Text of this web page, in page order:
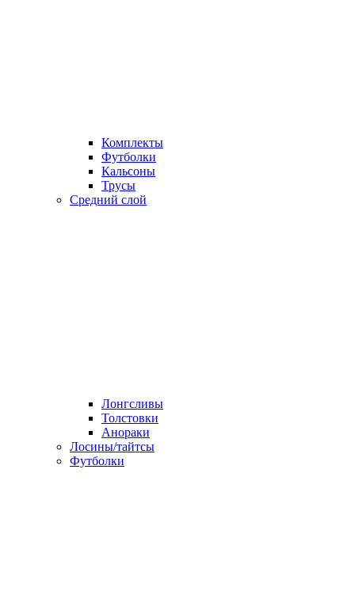
Комплекты
Футболки
Кальсоны
Трусы
Средний слой
Лонгсливы
Толстовки
Анораки
Лосины/тайтсы
Футболки